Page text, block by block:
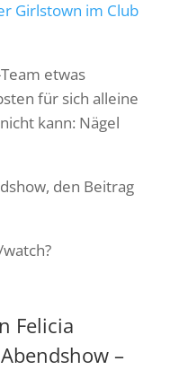
Girlstown im Club
etwas
für sich alleine
kann: Nägel
den Beitrag
Felicia
–